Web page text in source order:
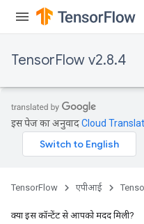
TensorFlow v2.8.4
इस पेज का अनुवादCloud
TensorFlow एपीआई
क्या इस कॉन्टेंट से आपको मदद मिली?